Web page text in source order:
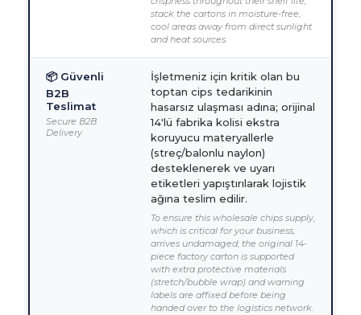
stack the cartons in moisture-free,
cool areas away from direct sunlight
and heat sources.
📦 Güvenli
B2B
Teslimat
Secure B2B
Delivery
İşletmeniz için kritik olan bu
toptan cips tedarikinin
hasarsız ulaşması adına; orijinal
14'lü fabrika kolisi ekstra
koruyucu materyallerle
(streç/balonlu naylon)
desteklenerek ve uyarı
etiketleri yapıştırılarak lojistik
ağına teslim edilir.
To ensure this wholesale chips supply,
which is critical for your business,
arrives undamaged; the original 14-
piece factory carton is supported
with extra protective materials
(stretch/bubble wrap) and warning
labels are affixed before being
handed over to the logistics network.